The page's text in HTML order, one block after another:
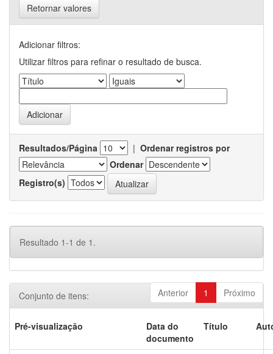
Retornar valores
Adicionar filtros:
Utilizar filtros para refinar o resultado de busca.
Resultados/Página | Ordenar registros por
Ordenar
Registro(s)
Resultado 1-1 de 1.
Anterior 1 Próximo
Conjunto de itens:
Pré-visualização
Data do
documento
Título